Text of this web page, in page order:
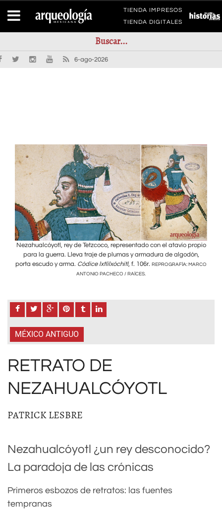
TIENDA IMPRESOS
TIENDA DIGITALES
6-ago-2026
Nezahualcóyotl, rey de Tetzcoco, representado con el atavío propio
para la guerra. Lleva traje de plumas y armadura de algodón,
porta escudo y arma. Códice lxtlilxóchitl, f. 106r. REPROGRAFÍA: MARCO
ANTONIO PACHECO / RAÍCES.
MÉXICO ANTIGUO
RETRATO DE
NEZAHUALCÓYOTL
PATRICK LESBRE
Nezahualcóyotl ¿un rey desconocido?
La paradoja de las crónicas
Primeros esbozos de retratos: las fuentes
tempranas